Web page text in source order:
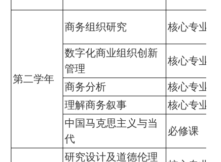
第二学年
商务组织研究 核心专业课
数字化商业组织创新
管理
核心专业课
商务分析
核心专业课
理解商务叙事
核心专业课
中国马克思主义与当
代
必修课
研究设计及道德伦理